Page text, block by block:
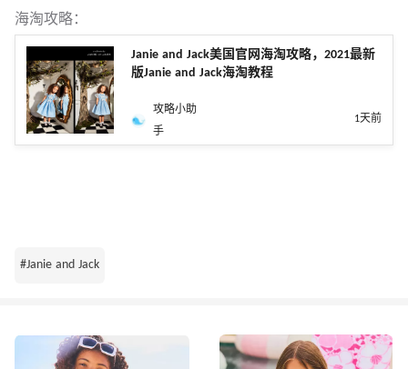
海淘攻略：
Janie and Jack美国官网海淘攻略，2021最新
版Janie and Jack海淘教程
攻略小助
手
1天前
#Janie and Jack